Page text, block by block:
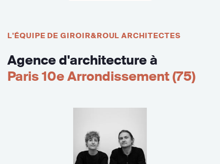
L'ÉQUIPE DE GIROIR&ROUL ARCHITECTES
Agence d'architecture à
Paris 10e Arrondissement (75)